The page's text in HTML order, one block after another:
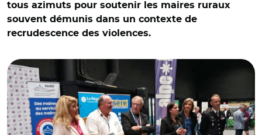
tous azimuts pour soutenir les maires ruraux
souvent démunis dans un contexte de
recrudescence des violences.
© MT/ Dominique Faure et Michel Fournier au congrès